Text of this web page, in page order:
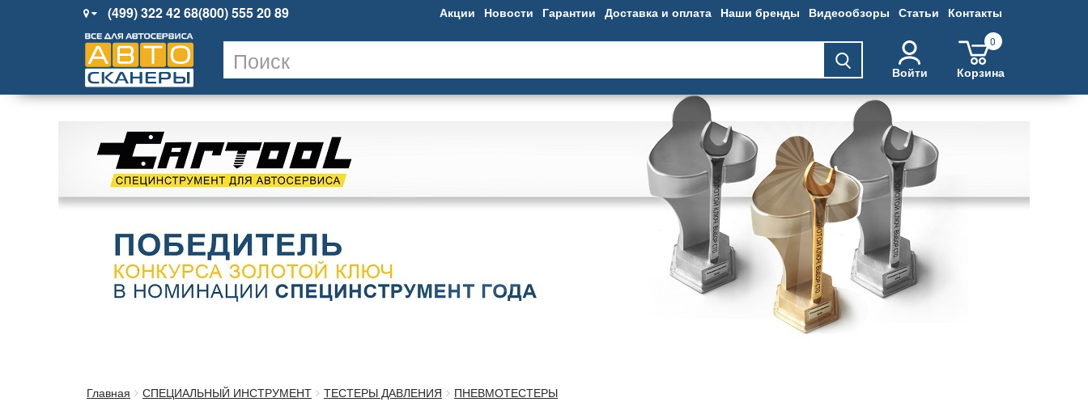
(499) 322 42 68(800) 555 20 89 Акции Новости Гарантии Доставка и оплата Наши бренды Видеообзоры Статьи Контакты
Войти
0
Корзина
Главная СПЕЦИАЛЬНЫЙ ИНСТРУМЕНТ ТЕСТЕРЫ ДАВЛЕНИЯ ПНЕВМОТЕСТЕРЫ